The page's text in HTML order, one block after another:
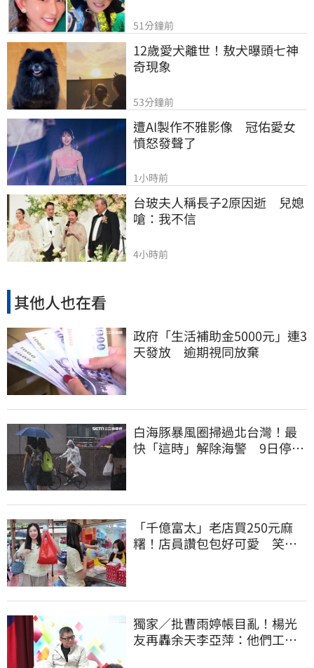
51分鐘前
12歲愛犬離世！敖犬曝頭七神
奇現象
53分鐘前
遭AI製作不雅影像　冠佑愛女
憤怒發聲了
1小時前
台玻夫人稱長子2原因逝　兒媳
嗆：我不信
4小時前
其他人也在看
政府「生活補助金5000元」連3
天發放 逾期視同放棄
白海豚暴風圈掃過北台灣！最
快「這時」解除海警 9日停班
「千億富太」老店買250元麻
糬！店員讚包包好可愛 笑
獨家／批曹雨婷帳目亂！楊光
友再轟余天李亞萍：他們工會